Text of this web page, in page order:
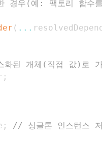
경우(예: 팩토리 함수
( ...
된 개체(직접 값)로
;
;
// 싱글톤 인스턴스